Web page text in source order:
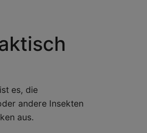
es, die
andere Insekten
aus.